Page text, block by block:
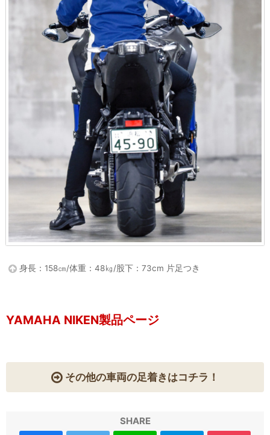
身長：158㎝/体重：48㎏/股下：73cm 片足つき
YAMAHA NIKEN製品ページ
その他の車両の足着きはコチラ！
SHARE